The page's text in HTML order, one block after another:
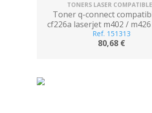
TONERS LASER
Toner q-connect
cf226a laserjet m402 /
3100 paginas
Ref. 151313
80,68 €